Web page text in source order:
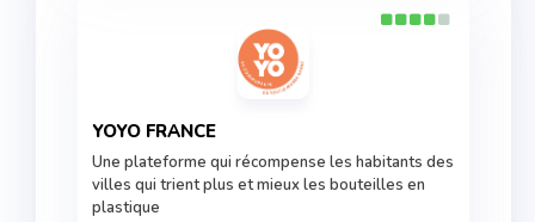
YOYO FRANCE
Une plateforme qui récompense les habitants des
villes qui trient plus et mieux les bouteilles en
plastique